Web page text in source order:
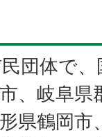
団体で
、岐阜県
県鶴岡市